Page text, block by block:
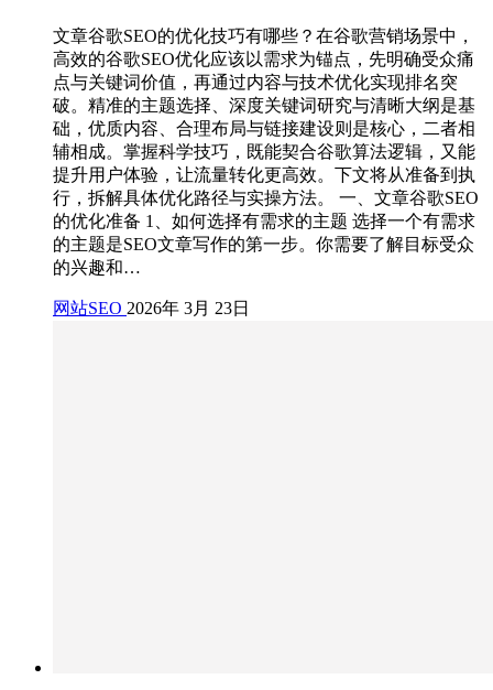
文章谷歌SEO的优化技巧有哪些？在谷歌营销场景中，
高效的谷歌SEO优化应该以需求为锚点，先明确受众痛
点与关键词价值，再通过内容与技术优化实现排名突
破。精准的主题选择、深度关键词研究与清晰大纲是基
础，优质内容、合理布局与链接建设则是核心，二者相
辅相成。掌握科学技巧，既能契合谷歌算法逻辑，又能
提升用户体验，让流量转化更高效。下文将从准备到执
行，拆解具体优化路径与实操方法。 一、文章谷歌SEO
的优化准备 1、如何选择有需求的主题 选择一个有需求
的主题是SEO文章写作的第一步。你需要了解目标受众
的兴趣和…
网站SEO 2026年 3月 23日